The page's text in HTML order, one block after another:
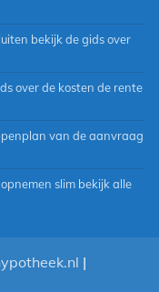
bekijk de gids over
over de kosten de rente
van de aanvraag
slim bekijk alle
|